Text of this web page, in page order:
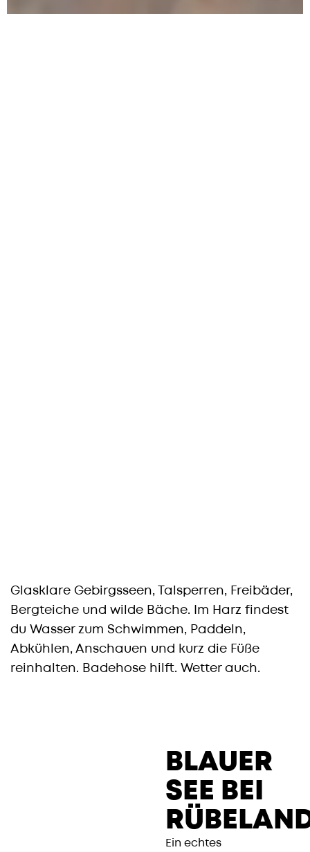
Glasklare Gebirgsseen, Talsperren, Freibäder,
Bergteiche und wilde Bäche. Im Harz findest
du Wasser zum Schwimmen, Paddeln,
Abkühlen, Anschauen und kurz die Füße
reinhalten. Badehose hilft. Wetter auch.
BLAUER
SEE BEI
Ein echtes